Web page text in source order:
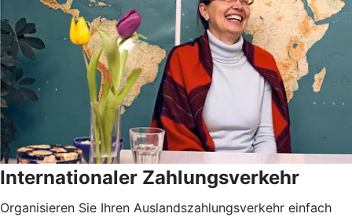
Internationaler Zahlungsverkehr
Organisieren Sie Ihren Auslandszahlungsverkehr einfach